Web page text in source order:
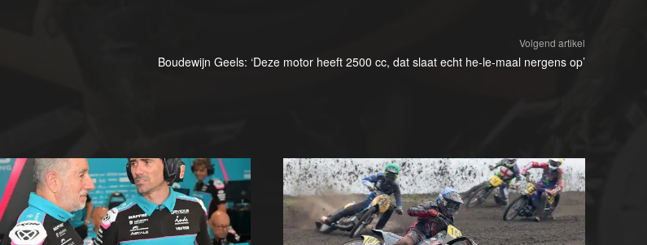
Volgend artikel
Boudewijn Geels: ‘Deze motor heeft 2500 cc, dat slaat echt he-le-maal nergens op’